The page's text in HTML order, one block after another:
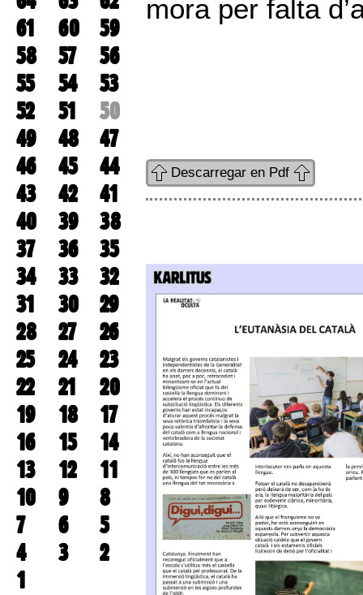
61
60
59
58
57
56
55
54
53
52
51
50
49
48
47
46
45
44
43
42
41
40
39
38
37
36
35
34
33
32
31
30
29
28
27
26
25
24
23
22
21
20
19
18
17
16
15
14
13
12
11
10
9
8
7
6
5
4
3
2
1
mora per falta
Descarregar en Pdf